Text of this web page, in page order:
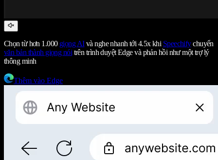
Chọn từ hơn 1.000 giọng AIvà nghe nhanh tới 4.5x khi Speechifychuyển
văn bản thành giọng nói trên trình duyệt Edge và phản hồi như một trợ lý
thông minh
Thêm vào Edge